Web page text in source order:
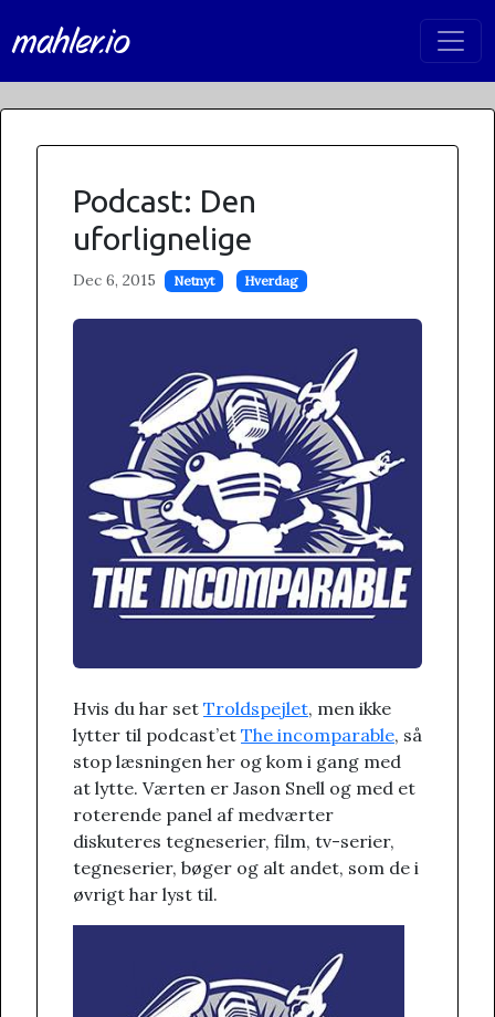
mahler.io
Podcast: Den
uforlignelige
Dec 6, 2015 Netnyt Hverdag
Hvis du har set Troldspejlet, men ikke
lytter til podcast’et The incomparable, så
stop læsningen her og kom i gang med
at lytte. Værten er Jason Snell og med et
roterende panel af medværter
diskuteres tegneserier, film, tv-serier,
tegneserier, bøger og alt andet, som de i
øvrigt har lyst til.